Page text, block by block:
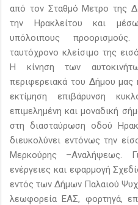
από τον Σταθμό Μετρο της
την Ηρακλείτου και
υπόλοιπους
ταυτόχρονο κλείσιμο της
Η κίνηση των
περιφερειακά του Δήμου
εκτίμηση επιβάρυνση
επιμελημένη και μοναδική
στη διασταύρωση οδού
διευκολύνει εντόνως την
Μερκούρης –Αναλήψεως.
ενέργειες και εφαρμογή
εντός των Δήμων Παλαιού
λεωφορεία ΕΑΣ, φορτηγά,